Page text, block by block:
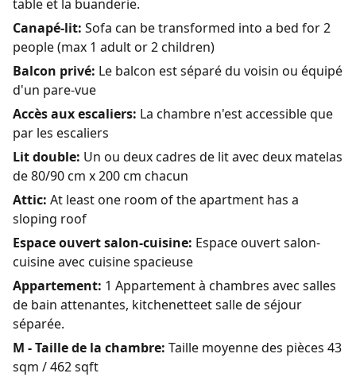
table et la buanderie.
Canapé-lit: Sofa can be transformed into a bed for 2
people (max 1 adult or 2 children)
Balcon privé: Le balcon est séparé du voisin ou équipé
d'un pare-vue
Accès aux escaliers: La chambre n'est accessible que
par les escaliers
Lit double: Un ou deux cadres de lit avec deux matelas
de 80/90 cm x 200 cm chacun
Attic: At least one room of the apartment has a
sloping roof
Espace ouvert salon-cuisine: Espace ouvert salon-
cuisine avec cuisine spacieuse
Appartement: 1 Appartement à chambres avec salles
de bain attenantes, kitchenetteet salle de séjour
séparée.
M - Taille de la chambre: Taille moyenne des pièces 43
sqm / 462 sqft